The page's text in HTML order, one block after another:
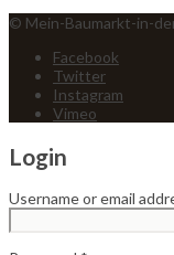
© Mein-Baumarkt-in-
Facebook
Twitter
Instagram
Vimeo
Login
Username or email